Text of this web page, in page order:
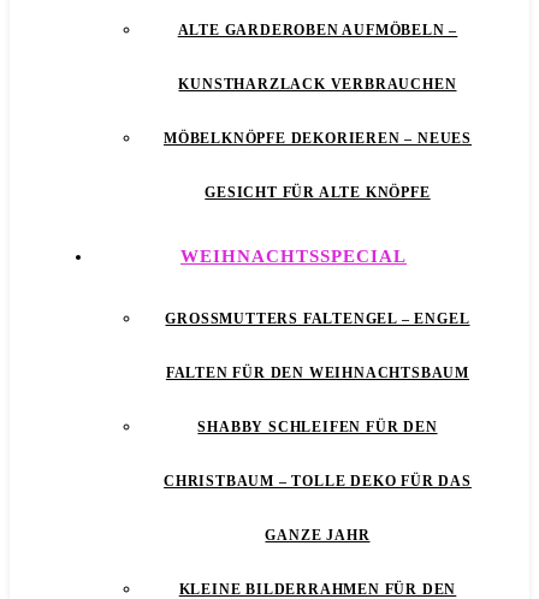
ALTE GARDEROBEN AUFMÖBELN –
KUNSTHARZLACK VERBRAUCHEN
MÖBELKNÖPFE DEKORIEREN – NEUES
GESICHT FÜR ALTE KNÖPFE
WEIHNACHTSSPECIAL
GROSSMUTTERS FALTENGEL – ENGEL F
ALTEN FÜR DEN WEIHNACHTSBAUM
SHABBY SCHLEIFEN FÜR DEN
CHRISTBAUM – TOLLE DEKO FÜR DAS
GANZE JAHR
KLEINE BILDERRAHMEN FÜR DEN